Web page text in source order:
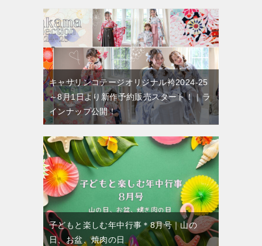
キャサリンコテージオリジナル袴2024-25
～8月1日より新作予約販売スタート！｜ラ
インナップ公開！
子どもと楽しむ年中行事＊8月号｜山の
日、お盆、焼肉の日